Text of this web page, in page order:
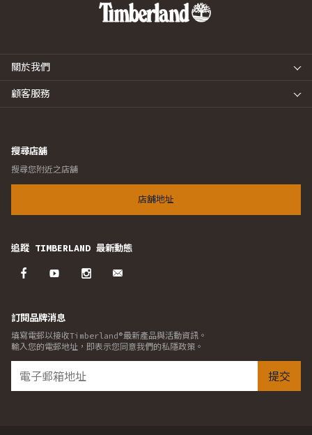
關於我們
顧客服務
搜尋店舖
搜尋您附近之店舖
店舖地址
追蹤 TIMBERLAND 最新動態
訂閱品牌消息
填寫電郵以接收Timberland®最新產品與活動資訊。
輸入您的電郵地址，即表示您同意我們的私隱政策。
提交